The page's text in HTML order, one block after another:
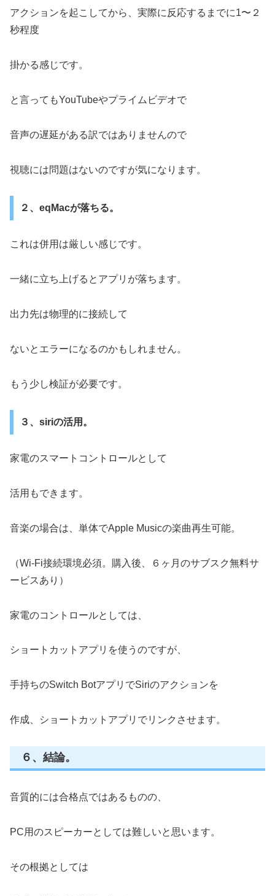
アクションを起こしてから、実際に反応するまでに1〜２
秒程度
掛かる感じです。
と言ってもYouTubeやプライムビデオで
音声の遅延がある訳ではありませんので
視聴には問題はないのですが気になります。
２、eqMacが落ちる。
これは併用は厳しい感じです。
一緒に立ち上げるとアプリが落ちます。
出力先は物理的に接続して
ないとエラーになるのかもしれません。
もう少し検証が必要です。
３、siriの活用。
家電のスマートコントロールとして
活用もできます。
音楽の場合は、単体でApple Musicの楽曲再生可能。
（Wi-Fi接続環境必須。購入後、６ヶ月のサブスク無料サ
ービスあり）
家電のコントロールとしては、
ショートカットアプリを使うのですが、
手持ちのSwitch BotアプリでSiriのアクションを
作成、ショートカットアプリでリンクさせます。
６、結論。
音質的には合格点ではあるものの、
PC用のスピーカーとしては難しいと思います。
その根拠としては